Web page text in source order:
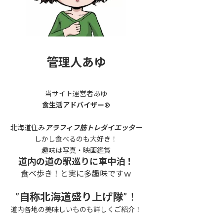
管理人あゆ
当サイト運営者あゆ
食生活アドバイザー®
北海道住み アラフィフ筋トレダイエッター
しかし食べるのも大好き！
趣味は写真・映画鑑賞
道内の道の駅巡りに車中泊！
食べ歩き！と実に多趣味ですｗ
”自称北海道盛り上げ隊”！
道内各地の美味しいものも詳しくご紹介！